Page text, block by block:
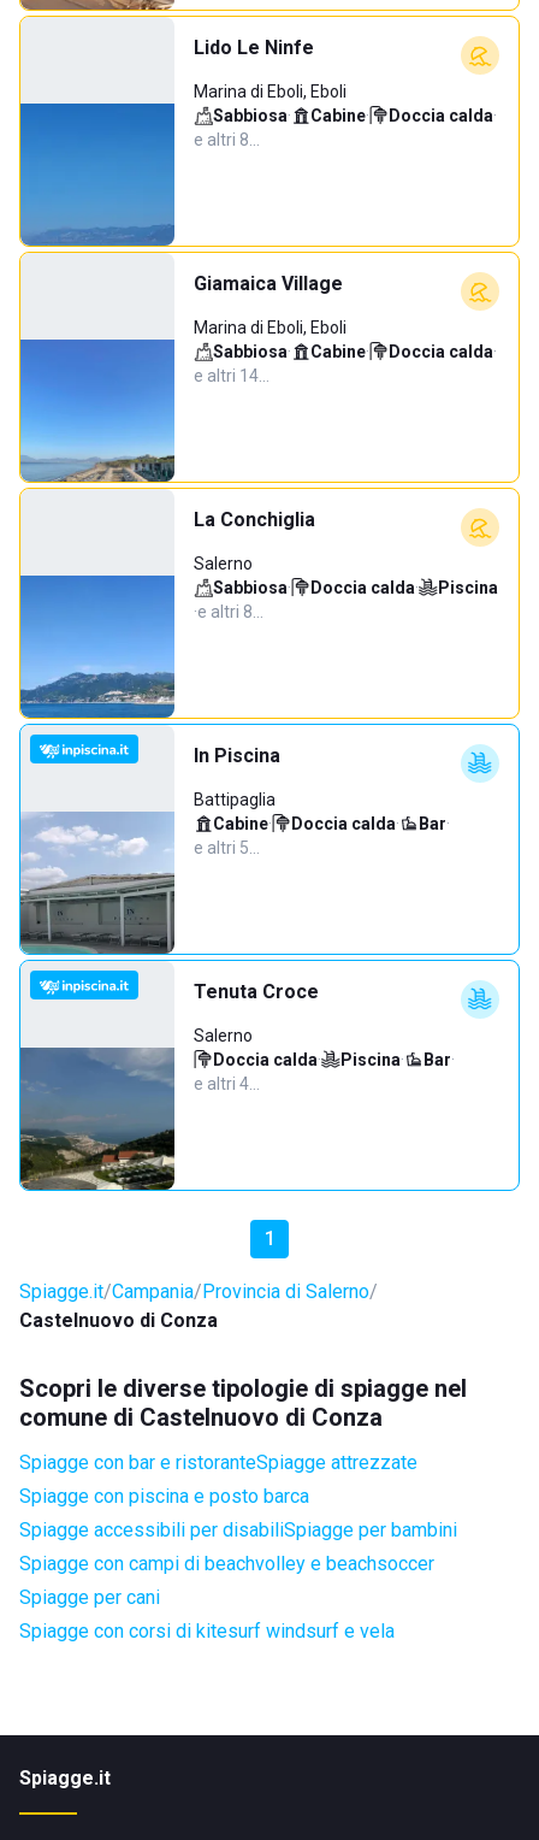
Lido Le Ninfe
Marina di Eboli, Eboli
Sabbiosa· Cabine· Doccia calda·
e altri 8…
Giamaica Village
Marina di Eboli, Eboli
Sabbiosa· Cabine· Doccia calda·
e altri 14…
La Conchiglia
Salerno
Sabbiosa· Doccia calda·
Piscina
·e altri 8…
In Piscina
Battipaglia
Cabine· Doccia calda· Bar·
e altri 5…
Tenuta Croce
Salerno
Doccia calda· Piscina· Bar·
e altri 4…
1
Spiagge.it Campania Provincia di Salerno
Castelnuovo di Conza
Scopri le diverse tipologie di spiagge nel
comune di Castelnuovo di Conza
Spiagge con bar e ristoranteSpiagge attrezzate
Spiagge con piscina e posto barca
Spiagge accessibili per disabiliSpiagge per bambini
Spiagge con campi di beachvolley e beachsoccer
Spiagge per cani
Spiagge con corsi di kitesurf windsurf e vela
Spiagge.it